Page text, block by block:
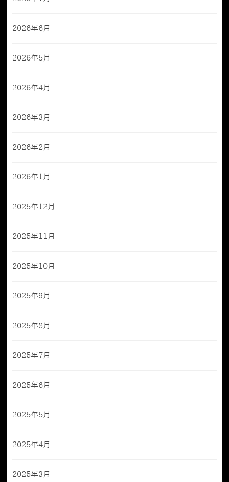
2026年6月
2026年5月
2026年4月
2026年3月
2026年2月
2026年1月
2025年12月
2025年11月
2025年10月
2025年9月
2025年8月
2025年7月
2025年6月
2025年5月
2025年4月
2025年3月